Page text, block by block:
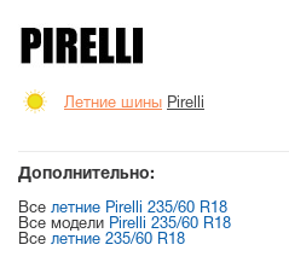
Летние шины Pirelli
Дополнительно:
Все летние Pirelli 235/60 R18
Все модели Pirelli 235/60 R18
Все летние 235/60 R18